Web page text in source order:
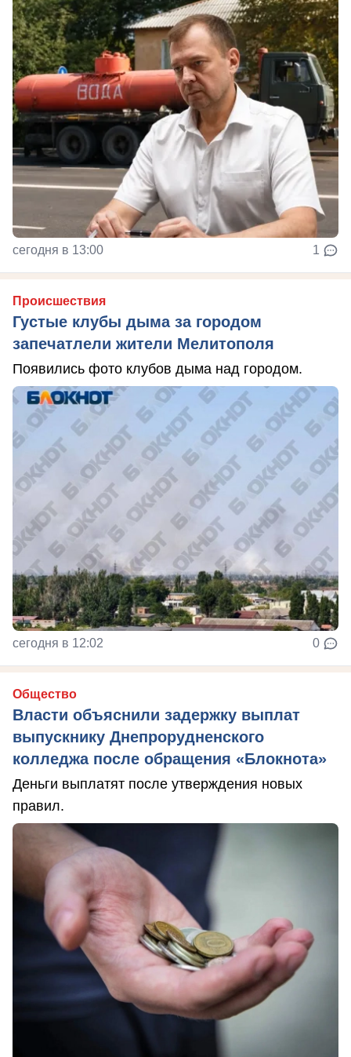
сегодня в 13:00 1
Происшествия
Густые клубы дыма за городом
запечатлели жители Мелитополя
Появились фото клубов дыма над городом.
сегодня в 12:02 0
Общество
Власти объяснили задержку выплат
выпускнику Днепрорудненского
колледжа после обращения «Блокнота»
Деньги выплатят после утверждения новых
правил.